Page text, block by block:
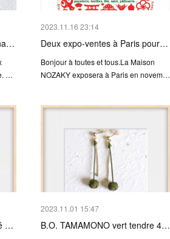
…
2023.11.16 23:14
Deux expo-ventes à Paris pour…
Bonjour à toutes et tous.La Maison
NOZAKY exposera à Paris en novem…
…
2023.11.01 15:47
B.O. TAMAMONO vert tendre 4…